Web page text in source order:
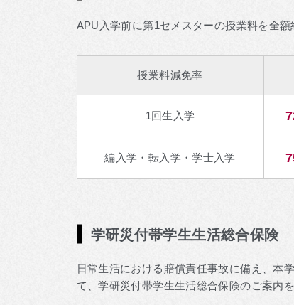
APU入学前に第1セメスターの授業料を全
授業料減免率
1回生入学
編入学・転入学・学士入学
学研災付帯学生生活総合保険
日常生活における賠償責任事故に備え、本
て、学研災付帯学生生活総合保険のご案内